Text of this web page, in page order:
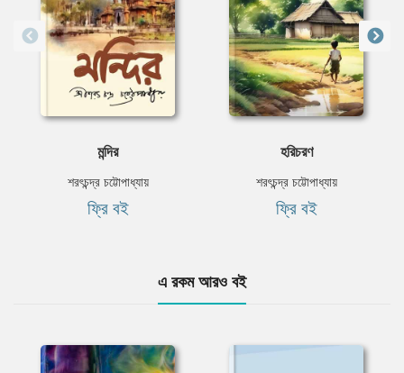
মন্দির
শরৎচন্দ্র চট্টোপাধ্যায়
ফ্রি বই
হরিচরণ
শরৎচন্দ্র চট্টোপাধ্যায়
ফ্রি বই
এ রকম আরও বই